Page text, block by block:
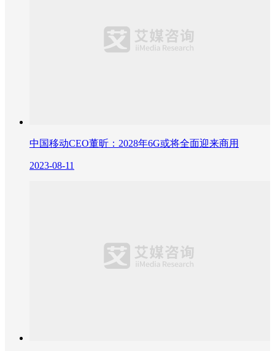
中国移动CEO董昕：2028年6G或将全面迎来商用
2023-08-11